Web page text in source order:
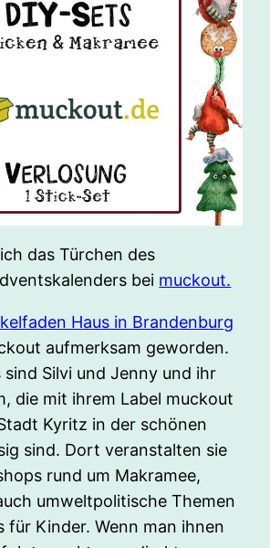
das Türchen des
bei muckout.
Haus in Brandenburg
aufmerksam geworden.
sind Silvi und Jenny und ihr
die mit ihrem Label muckout
Kyritz in der schönen
sind. Dort veranstalten sie
rund um Makramee,
umweltpolitische Themen
für Kinder. Wenn man ihnen